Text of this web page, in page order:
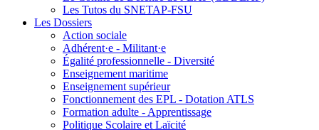
Les Tutos du SNETAP-FSU
Les Dossiers
Action sociale
Adhérent·e - Militant·e
Égalité professionnelle - Diversité
Enseignement maritime
Enseignement supérieur
Fonctionnement des EPL - Dotation ATLS
Formation adulte - Apprentissage
Politique Scolaire et Laïcité